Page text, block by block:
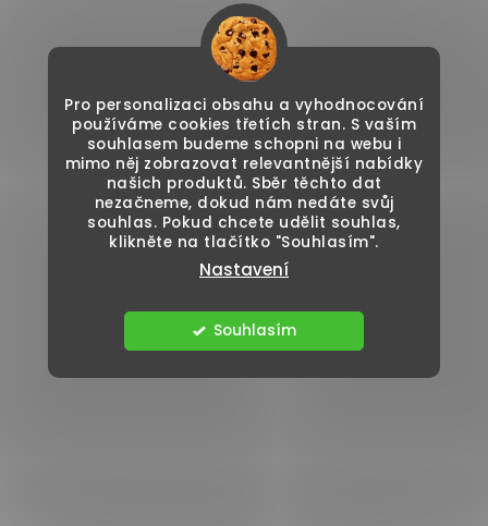
Pro personalizaci obsahu a vyhodnocování
používáme cookies třetích stran. S vaším
souhlasem budeme schopni na webu i
mimo něj zobrazovat relevantnější nabídky
našich produktů. Sběr těchto dat
nezačneme, dokud nám nedáte svůj
souhlas. Pokud chcete udělit souhlas,
klikněte na tlačítko "Souhlasím".
Nastavení
Souhlasím